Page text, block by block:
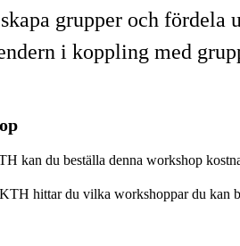
grupper och
i koppling med
kan du beställa denna workshop
hittar du vilka workshoppar du kan